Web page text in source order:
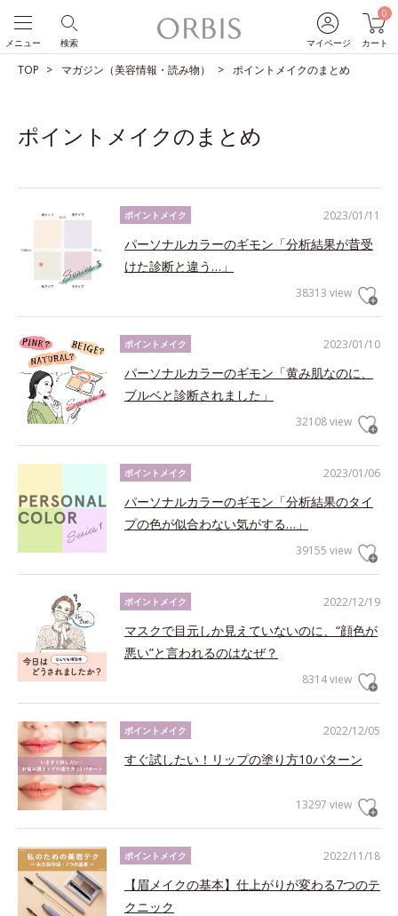
マイページ
0
カート
検索
メニュー
TOP マガジン（美容情報・読み物） ポイントメイクのまとめ
ポイントメイクのまとめ
2023/01/11
ポイントメイク
パーソナルカラーのギモン「分析結果が昔受
けた診断と違う…」
38313 view
2023/01/10
ポイントメイク
パーソナルカラーのギモン「黄み肌なのに、
ブルベと診断されました」
32108 view
2023/01/06
ポイントメイク
パーソナルカラーのギモン「分析結果のタイ
プの色が似合わない気がする…」
39155 view
2022/12/19
ポイントメイク
マスクで目元しか見えていないのに、“顔色が
悪い”と言われるのはなぜ？
8314 view
2022/12/05
ポイントメイク
すぐ試したい！リップの塗り方10パターン
13297 view
2022/11/18
ポイントメイク
【眉メイクの基本】仕上がりが変わる7つのテ
クニック